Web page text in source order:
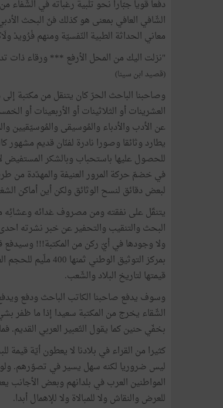
دفعا قويا جبّارا نحو تلبية رغباته في الشّفاء
الشّافي العافي بمعنى هو كذلك فنّ البحث
معاني الحداثة الطبية النّفسيّة ومنهم فْرُويدْ
"نزلت اليك من المحل الأرفع *** ورقاء ذات
(قصيد ابن سينا)
وصاحبنا الباحث الحرّ كان يتنقل من مكتبة
العشرينات أو الثلاثينات أو الأربعينات أو
عن الأدب والأدباء والمُوسيقى
يطارد وثائقا وصورا نادرة لفنّان قديم
للحصول عليها باستحباب وبالشكر المستفيض
في خضمّ حركة المرور العنيفة والمهدّدة من
لبعض دقائق لنسح الوثائق ولكن أين أماكن
يتنقّل على نفقته ومن مصروف غدائه وعشائِه
البحث والتنقيب والتحفير عن خبر نشرته احدى
ولا وجودها في أيّ ركن من المكتبة!!! وسيدفع
قيمتها لتاريخ البلاد والشّعب.
وسوف يدفع صاحبنا الكاتب الباحث ودفع
الشّقاء يخرج من المكتبة سعيدا إذا ما ظفر
بخفّي حنين كما يقول التّعبير العربي القديم.
كثيرا من القراء في بلادنا لا يعطون أيّة
ليس ضروريا لكنه سهل يسير في تصوّرهم. ولو
المواطنين العرب في بلدانهم وبعض
للعرض والنقاش ولا للمبالاة ولا للإهمال أبدا.